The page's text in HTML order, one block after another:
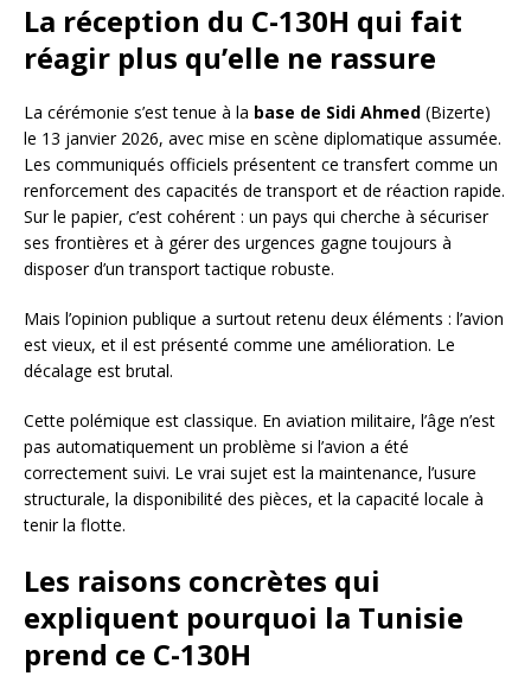
La réception du C-130H qui fait
réagir plus qu’elle ne rassure
La cérémonie s’est tenue à la base de Sidi Ahmed (Bizerte)
le 13 janvier 2026, avec mise en scène diplomatique assumée.
Les communiqués officiels présentent ce transfert comme un
renforcement des capacités de transport et de réaction rapide.
Sur le papier, c’est cohérent : un pays qui cherche à sécuriser
ses frontières et à gérer des urgences gagne toujours à
disposer d’un transport tactique robuste.
Mais l’opinion publique a surtout retenu deux éléments : l’avion
est vieux, et il est présenté comme une amélioration. Le
décalage est brutal.
Cette polémique est classique. En aviation militaire, l’âge n’est
pas automatiquement un problème si l’avion a été
correctement suivi. Le vrai sujet est la maintenance, l’usure
structurale, la disponibilité des pièces, et la capacité locale à
tenir la flotte.
Les raisons concrètes qui
expliquent pourquoi la Tunisie
prend ce C-130H